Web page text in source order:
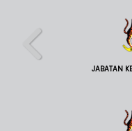
JABATAN